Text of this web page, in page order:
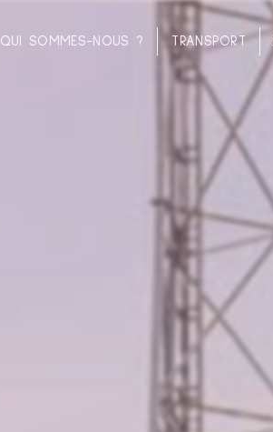
QUI SOMMES-NOUS ? TRANSPORT